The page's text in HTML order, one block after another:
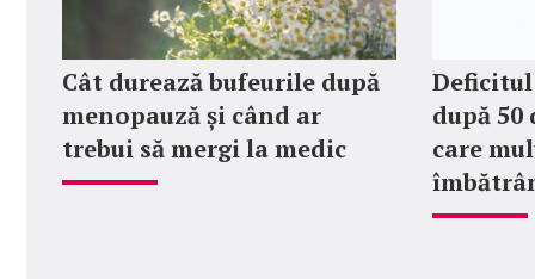
Cât durează bufeurile după
menopauză și când ar
trebui să mergi la medic
după 50
care